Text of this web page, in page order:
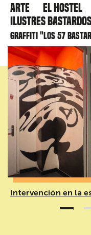
Arte El hostel
Ilustres Bastardos
Graffiti "Los 57
Intervención en la
1